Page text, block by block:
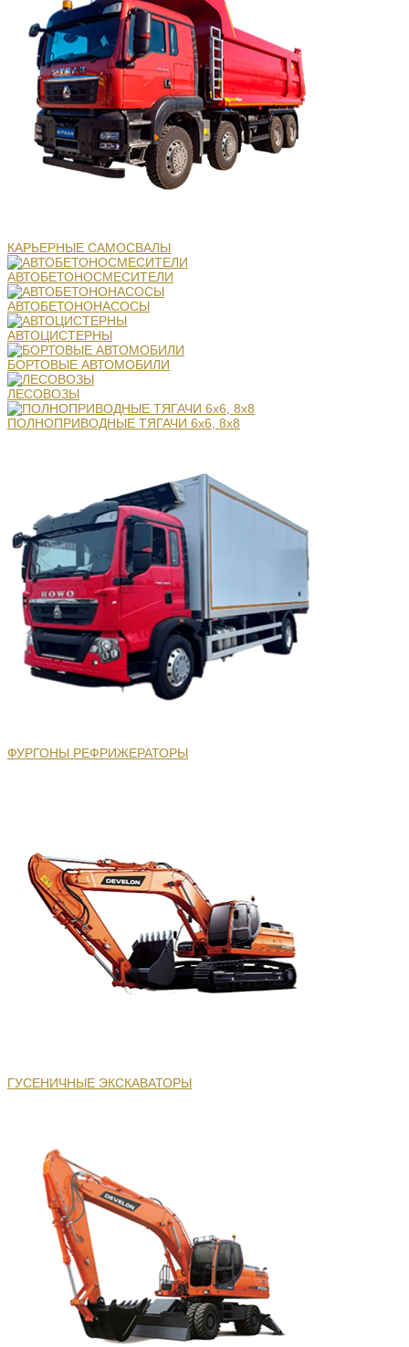
КАРЬЕРНЫЕ САМОСВАЛЫ
АВТОБЕТОНОСМЕСИТЕЛИ
АВТОБЕТОНОНАСОСЫ
АВТОЦИСТЕРНЫ
БОРТОВЫЕ АВТОМОБИЛИ
ЛЕСОВОЗЫ
ПОЛНОПРИВОДНЫЕ ТЯГАЧИ 6х6, 8х8
ФУРГОНЫ РЕФРИЖЕРАТОРЫ
ГУСЕНИЧНЫЕ ЭКСКАВАТОРЫ